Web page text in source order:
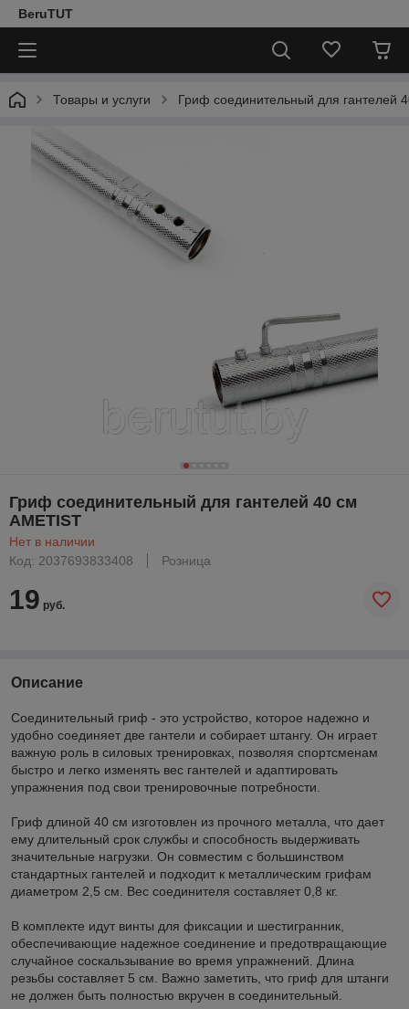
BeruTUT
Товары и услуги Гриф соединительный для гантелей
Гриф соединительный для гантелей 40 см
AMETIST
Нет в наличии
Код: 2037693833408
Розница
19 руб.
Описание
Соединительный гриф - это устройство, которое надежно и
удобно соединяет две гантели и собирает штангу. Он играет
важную роль в силовых тренировках, позволяя спортсменам
быстро и легко изменять вес гантелей и адаптировать
упражнения под свои тренировочные потребности.
Гриф длиной 40 см изготовлен из прочного металла, что дает
ему длительный срок службы и способность выдерживать
значительные нагрузки. Он совместим с большинством
стандартных гантелей и подходит к металлическим грифам
диаметром 2,5 см. Вес соединителя составляет 0,8 кг.
В комплекте идут винты для фиксации и шестигранник,
обеспечивающие надежное соединение и предотвращающие
случайное соскальзывание во время упражнений. Длина
резьбы составляет 5 см. Важно заметить, что гриф для штанги
не должен быть полностью вкручен в соединительный.